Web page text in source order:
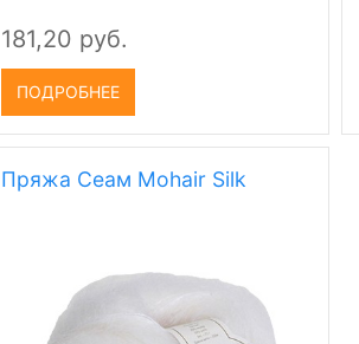
181,20 руб.
ПОДРОБНЕЕ
Пряжа Сеам Mohair Silk